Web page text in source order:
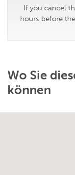
If you cancel
hours before
Wo Sie
können